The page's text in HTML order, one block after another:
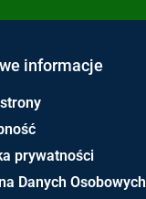
informacje
prywatności
Danych Osobowych